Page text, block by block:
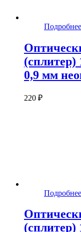
Подробнее
(сплитер)
0,9 мм
220 ₽
Подробнее
(сплитер)